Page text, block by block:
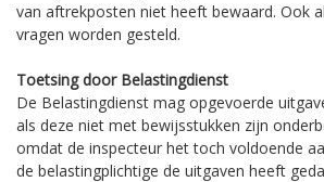
van aftrekposten niet heeft bewaard. Ook
vragen worden gesteld.
Toetsing door Belastingdienst
De Belastingdienst mag opgevoerde
als deze niet met bewijsstukken zijn
omdat de inspecteur het toch voldoende
de belastingplichtige de uitgaven heeft